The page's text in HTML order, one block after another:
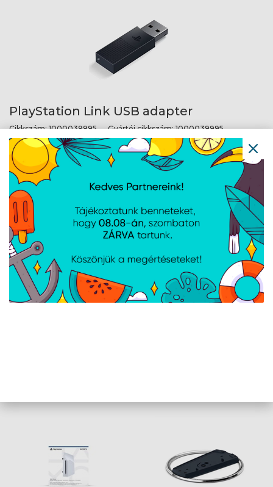
PlayStation Link USB adapter
Cikkszám:1000039995 Gyártói cikkszám:1000039995
1
AJÁNLATUNKBÓL